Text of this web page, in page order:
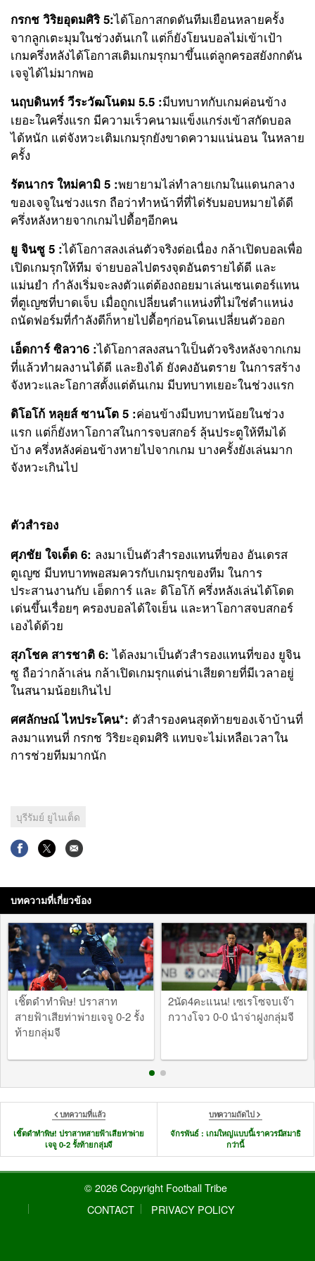
กรกช วิริยอุดมศิริ 5:ได้โอกาสกดดันทีมเยือนหลายครั้ง
จากลูกเตะมุมในช่วงต้นเกใ แต่ก็ยังโยนบอลไม่เข้าเป้า
เกมครึ่งหลังได้โอกาสเติมเกมรุกมาขึ้นแต่ลูกครอสยังกกดัน
เจจูได้ไม่มากพอ
นฤบดินทร์ วีระวัฒโนดม 5.5 :มีบทบาทกับเกมค่อนข้าง
เยอะในครึ่งแรก มีความเร็วคนามแข็งแกร่งเข้าสกัดบอล
ได้หนัก แต่จังหวะเติมเกมรุกยังขาดความแน่นอน ในหลาย
ครั้ง
รัตนากร ใหม่คามิ 5 :พยายามไล่ทำลายเกมในแดนกลาง
ของเจจูในช่วงแรก ถือว่าทำหน้าที่ที่ได่รับมอบหมายได้ดี
ครึ่งหลังหายจากเกมไปดื้อๆอีกคน
ยู จินซู 5 :ได้โอกาสลงเล่นตัวจริงต่อเนื่อง กล้าเปิดบอลเพื่อ
เปิดเกมรุกให้ทีม จ่ายบอลไปตรงจุดอันตรายได้ดี และ
แม่นยำ กำลังเริ่มจะลงตัวแต่ต้องถอยมาเล่นเซนเตอร์แทน
ที่ตูเญซที่บาดเจ็บ เมื่อถูกเปลี่ยนตำแหน่งที่ไม่ใช่ตำแหน่ง
ถนัดฟอร์มที่กำลังดีก็หายไปดื้อๆก่อนโดนเปลี่ยนตัวออก
เอ็ดการ์ ซิลวา6 :ได้โอกาสลงสนาใเป็นตัวจริงหลังจากเกม
ที่แล้วทำผลงานได้ดี และยิงได้ ยังคงอันตราย ในการสร้าง
จังหวะและโอกาสตั้งแต่ต้นเกม มีบทบาทเยอะในช่วงแรก
ดิโอโก้ หลุยส์ ซานโต 5 :ค่อนข้างมีบทบาทน้อยในช่วง
แรก แต่ก็ยังหาโอกาสในการจบสกอร์ ลุ้นประตูให้ทีมได้
บ้าง ครึ่งหลังค่อนข้างหายไปจากเกม บางครั้งยังเล่นมาก
จังหวะเกินไป
ตัวสำรอง
ศุภชัย ใจเด็ด 6: ลงมาเป็นตัวสำรองแทนที่ของ อันเดรส
ตูเญซ มีบทบาทพอสมควรกับเกมรุกของทีม ในการ
ประสานงานกับ เอ็ดการ์ และ ดิโอโก้ ครึ่งหลังเล่นได้โดด
เด่นขึ้นเรื่อยๆ ครองบอลได้ใจเย็น และหาโอกาสจบสกอร์
เองได้ด้วย
สุภโชค สารชาติ 6: ได้ลงมาเป็นตัวสำรองแทนที่ของ ยูจิน
ซู ถือว่ากล้าเล่น กล้าเปิดเกมรุกแต่น่าเสียดายที่มีเวลาอยู่
ในสนามน้อยเกินไป
ศศลักษณ์ ไหประโคน*: ตัวสำรองคนสุดท้ายของเจ้าบ้านที่
ลงมาแทนที่ กรกช วิริยะอุดมศิริ แทบจะไม่เหลือเวลาใน
การช่วยทีมมากนัก
บุรีรัมย์ ยูไนเต็ด
บทความที่เกี่ยวข้อง
เชิ๊ตดำทำพิษ! ปราสาท
สายฟ้าเสียท่าพ่ายเจจู 0-2 รั้ง
ท้ายกลุ่มจี
2นัด4คะแนน! เซเรโซจบเจ๊า
กวางโจว 0-0 นำจ่าฝูงกลุ่มจี
บทความที่แล้ว
เชิ๊ตดำทำพิษ! ปราสาทสายฟ้าเสียท่าพ่าย
เจจู 0-2 รั้งท้ายกลุ่มจี
บทความถัดไป
จักรพันธ์ : เกมใหญ่แบบนี้เราควรมีสมาธิ
กว่านี้
© 2026 Copyright Football Tribe
CONTACT
PRIVACY POLICY